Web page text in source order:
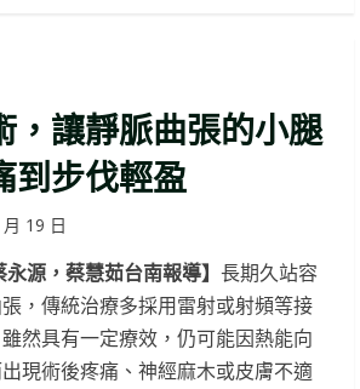
，讓靜脈曲張的小腿
到步伐輕盈
19 日
永源，蔡慧茹台南報導】 長期久站容
，傳統治療多採用雷射或射頻等接
然具有一定療效，仍可能因熱能向
現術後疼痛、神經麻木或皮膚不適